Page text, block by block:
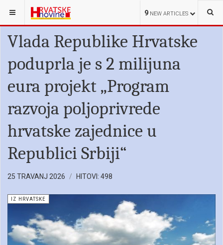
9 NEW ARTICLES
NALAZITE SE OVDJE:
Vlada Republike Hrvatske
poduprla je s 2 milijuna
eura projekt „Program
razvoja poljoprivrede
hrvatske zajednice u
Republici Srbiji“
25 TRAVANJ 2026 HITOVI: 498
IZ HRVATSKE